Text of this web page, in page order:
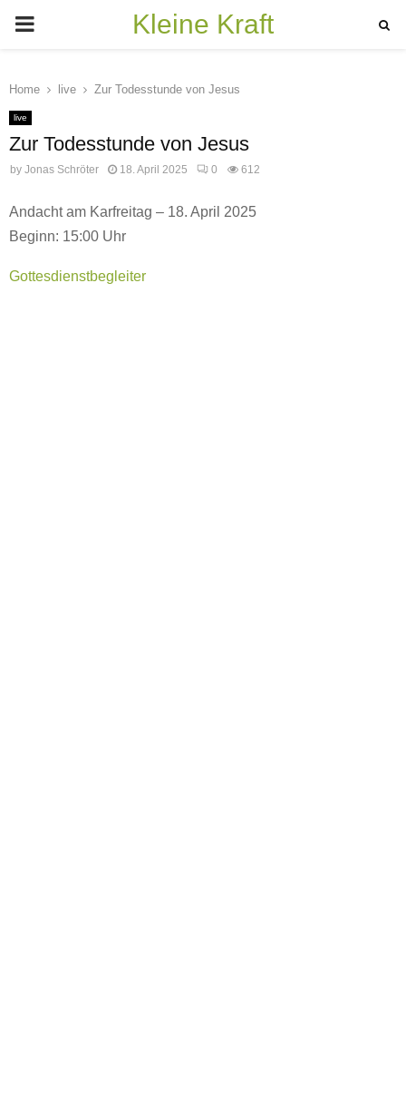
PRIMARY
Kleine Kraft
Home live Zur Todesstunde von Jesus
live
Zur Todesstunde von Jesus
by Jonas Schröter 18. April 2025 0 612
Andacht am Karfreitag – 18. April 2025
Beginn: 15:00 Uhr
Gottesdienstbegleiter